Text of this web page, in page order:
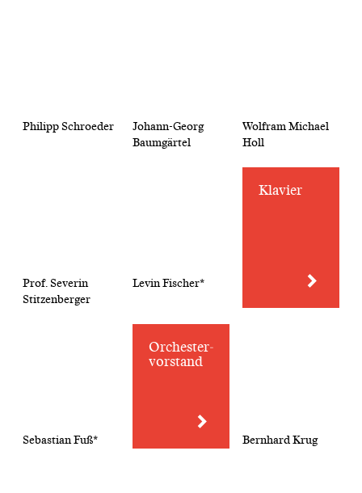
Philipp Schroeder
Johann-Georg
Baumgärtel
Wolfram Michael
Holl
Prof. Severin
Stitzenberger
Levin Fischer*
Klavier
Sebastian Fuß*
Orchester­
vorstand
Bernhard Krug